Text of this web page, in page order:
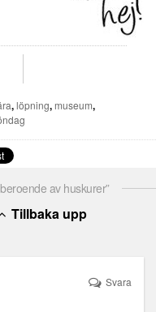
,löpning,museum,
av huskurer”
Tillbaka upp
Svara